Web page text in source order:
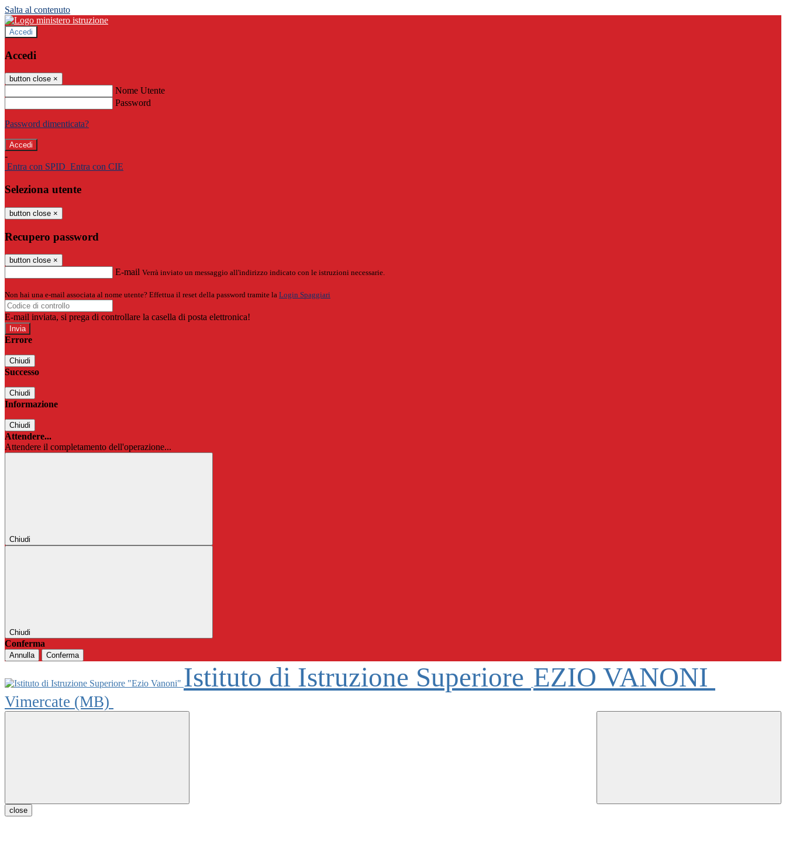
Salta al contenuto
Accedi
Accedi
button close ×
Nome Utente
Password
Password dimenticata?
-
Entra con SPID Entra con CIE
Seleziona utente
button close ×
Recupero password
button close ×
E-mail Verrà inviato un messaggio all'indirizzo indicato con le istruzioni necessarie.
Non hai una e-mail associata al nome utente? Effettua il reset della password tramite la Login Spaggiari
E-mail inviata, si prega di controllare la casella di posta elettronica!
Errore
Chiudi
Successo
Chiudi
Informazione
Chiudi
Attendere...
Attendere il completamento dell'operazione...
Chiudi
Chiudi
Conferma
Annulla Conferma
Istituto di Istruzione Superiore EZIO VANONI
Vimercate (MB)
close